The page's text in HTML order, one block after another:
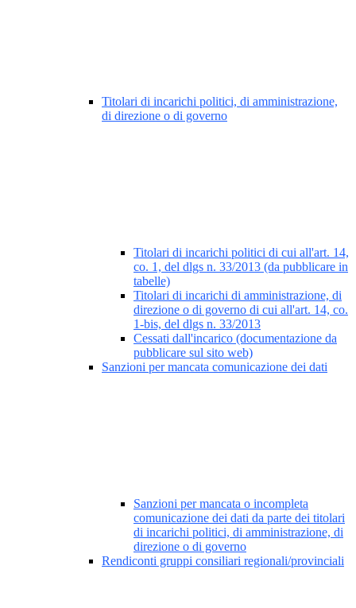
Titolari di incarichi politici, di amministrazione,
di direzione o di governo
Titolari di incarichi politici di cui all'art. 14,
co. 1, del dlgs n. 33/2013 (da pubblicare in
tabelle)
Titolari di incarichi di amministrazione, di
direzione o di governo di cui all'art. 14, co.
1-bis, del dlgs n. 33/2013
Cessati dall'incarico (documentazione da
pubblicare sul sito web)
Sanzioni per mancata comunicazione dei dati
Sanzioni per mancata o incompleta
comunicazione dei dati da parte dei titolari
di incarichi politici, di amministrazione, di
direzione o di governo
Rendiconti gruppi consiliari regionali/provinciali